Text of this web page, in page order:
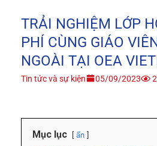
TRẢI NGHIỆM LỚP
PHÍ CÙNG GIÁO
NGOÀI TẠI OEA
Tin tức và sự kiện 05/09/2023
Mục lục ẩn